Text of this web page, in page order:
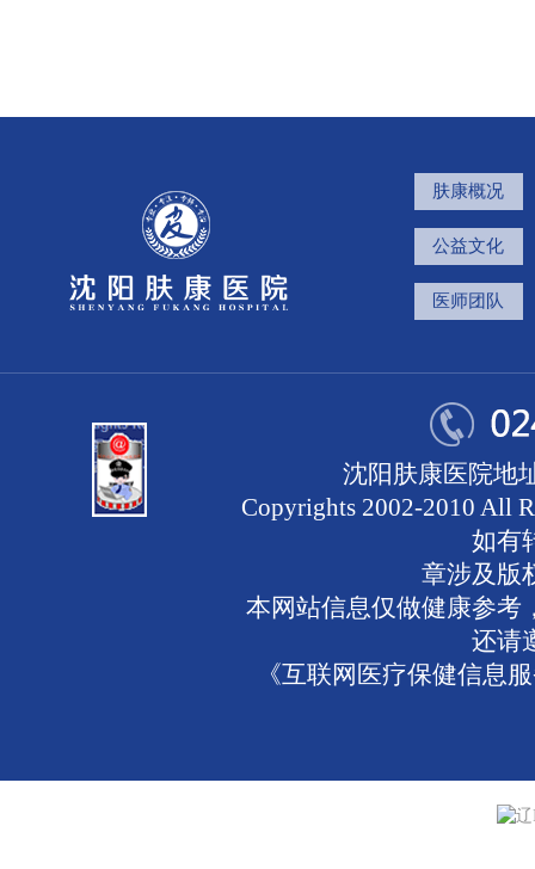
肤康概况
公益文化
医师团队
沈阳肤康医院地
Copyrights 2002-2010 All
如有
章涉及版
本网站信息仅做健康参考
还请
《互联网医疗保健信息
辽